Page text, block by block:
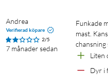
Andrea
Verifierad köpare
2/5
7 månader sedan
Funkade mycket dåligt. Bor ca 30km från TV-
mast.
chansning
Liten
Dyr i